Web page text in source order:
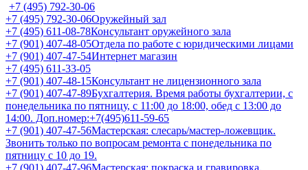
+7 (495) 792-30-06
+7 (495) 792-30-06Оружейный зал
+7 (495) 611-08-78Консультант оружейного зала
+7 (901) 407-48-05Отдела по работе с юридическими лицами
+7 (901) 407-47-54Интернет магазин
+7 (495) 611-33-05
+7 (901) 407-48-15Консультант не лицензионного зала
+7 (901) 407-47-89Бухгалтерия. Время работы бухгалтерии, с
понедельника по пятницу, с 11:00 до 18:00, обед с 13:00 до
14:00. Доп.номер:+7(495)611-59-65
+7 (901) 407-47-56Мастерская: слесарь/мастер-ложевщик.
Звонить только по вопросам ремонта с понедельника по
пятницу с 10 до 19.
+7 (901) 407-47-96Мастерская: покраска и гравировка.